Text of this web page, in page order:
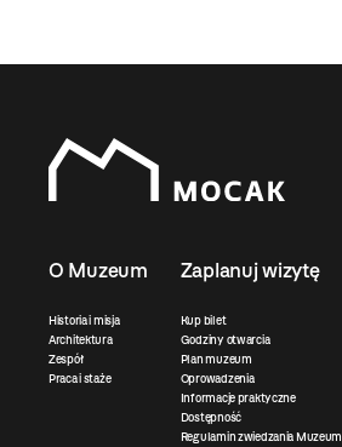
O Muzeum
Historia i misja
Architektura
Zespół
Praca i staże
Zaplanuj wizytę
Kup bilet
Godziny otwarcia
Plan muzeum
Oprowadzenia
Informacje praktyczne
Dostępność
Regulamin zwiedzania Muzeum